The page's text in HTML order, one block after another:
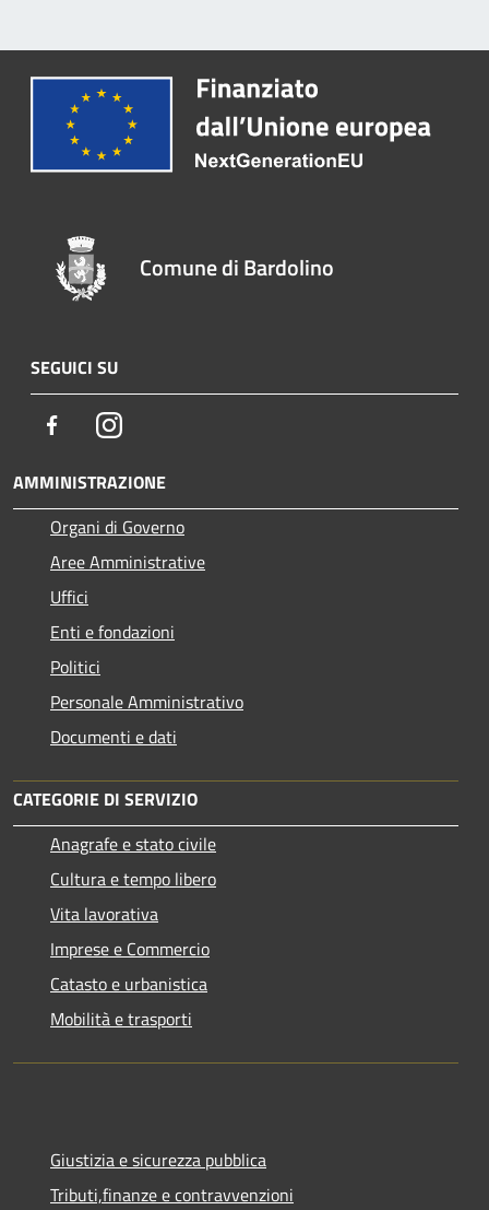
Comune di Bardolino
SEGUICI SU
FacebookInstagram
AMMINISTRAZIONE
Organi di Governo
Aree Amministrative
Uffici
Enti e fondazioni
Politici
Personale Amministrativo
Documenti e dati
CATEGORIE DI SERVIZIO
Anagrafe e stato civile
Cultura e tempo libero
Vita lavorativa
Imprese e Commercio
Catasto e urbanistica
Mobilità e trasporti
Giustizia e sicurezza pubblica
Tributi,finanze e contravvenzioni